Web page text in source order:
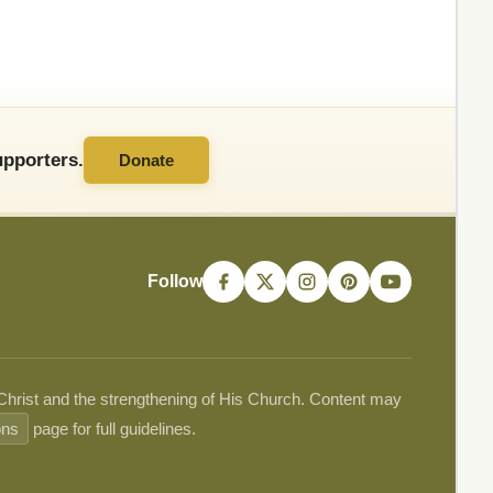
Donate
Follow
and the strengthening of His Church. Content may
page for full guidelines.